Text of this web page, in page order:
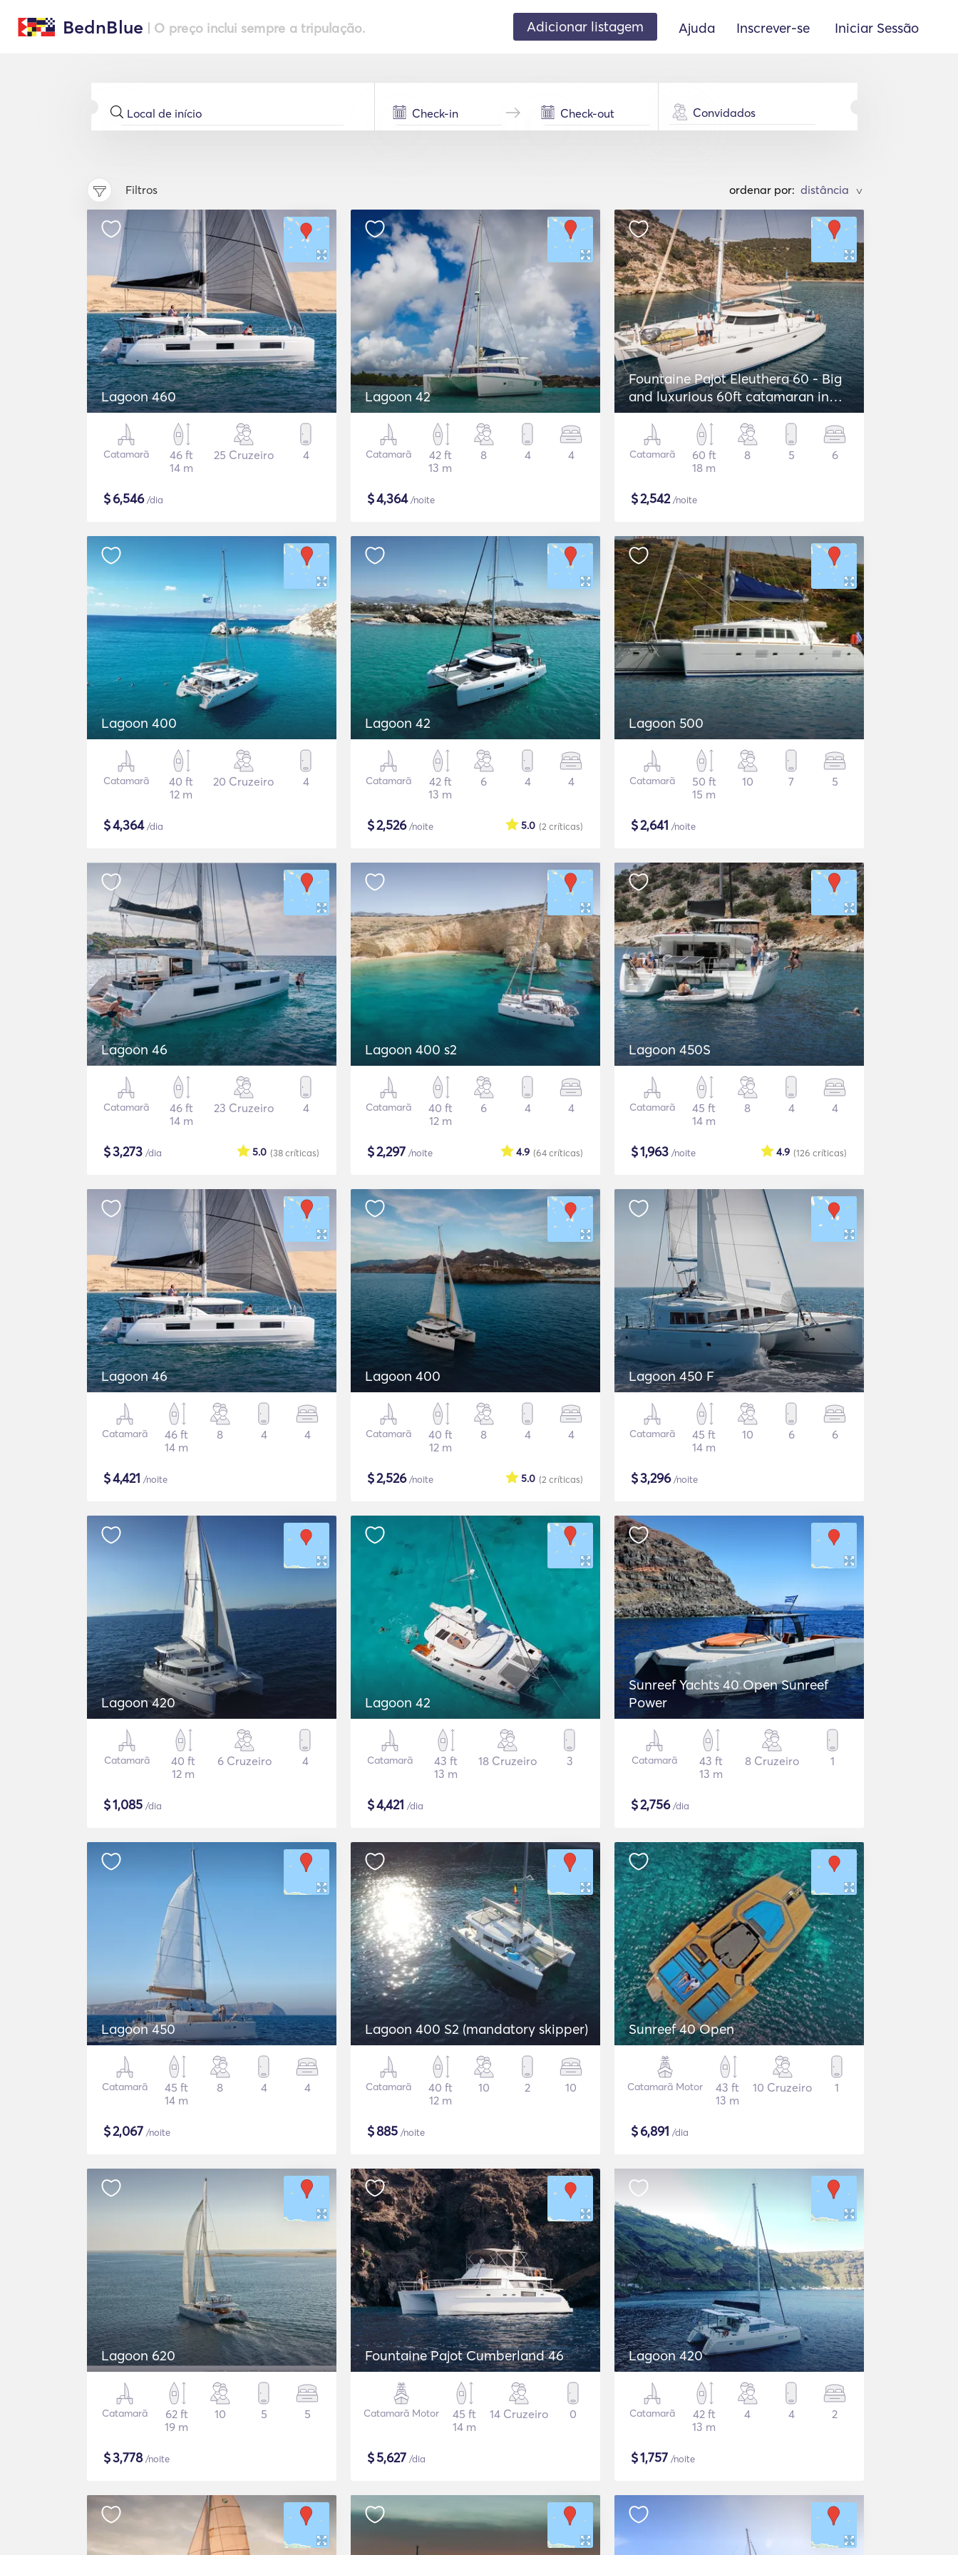
BednBlue | O preço inclui sempre a tripulação. Adicionar listagem Ajuda Inscrever-se Iniciar Sessão
Convidados
Filtros ordenar por: >
Lagoon 460
Catamarã
46 ft
14 m
25 Cruzeiro 4
$6,546/dia
Lagoon 42
Catamarã
42 ft
13 m
8 4 4
$4,364/noite
Fountaine Pajot Eleuthera 60 - Big
and luxurious 60ft catamaran in
Greece!
Catamarã
60 ft
18 m
8 5 6
$2,542/noite
Lagoon 400
Catamarã
40 ft
12 m
20 Cruzeiro 4
$4,364/dia
Lagoon 42
Catamarã
42 ft
13 m
6 4 4
$2,526/noite (2 críticas)
5.0
Lagoon 500
Catamarã
50 ft
15 m
10 7 5
$2,641 /noite
Lagoon 46
Catamarã
46 ft
14 m
23 Cruzeiro 4
$3,273 /dia (38críticas)
5.0
Lagoon 400 s2
Catamarã
40 ft
12 m
6 4 4
$2,297 /noite (64críticas)
4.9
Lagoon 450S
Catamarã
45 ft
14 m
8 4 4
$1,963 /noite (126 críticas)
4.9
Lagoon 46
Catamarã
46 ft
14 m
8 4 4
$4,421 /noite
Lagoon 400
Catamarã
40 ft
12 m
8 4 4
$2,526/noite (2 críticas)
5.0
Lagoon 450 F
Catamarã
45 ft
14 m
10 6 6
$3,296/noite
Lagoon 420
Catamarã
40 ft
12 m
6 Cruzeiro 4
$1,085 /dia
Lagoon 42
Catamarã
43 ft
13 m
18 Cruzeiro 3
$4,421 /dia
Sunreef Yachts 40 Open Sunreef
Power
Catamarã
43 ft
13 m
8 Cruzeiro 1
$2,756/dia
Lagoon 450
Catamarã
45 ft
14 m
8 4 4
$2,067 /noite
Lagoon 400 S2 (mandatory skipper)
Catamarã
40 ft
12 m
10 2 10
$885 /noite
Sunreef 40 Open
Catamarã Motor
43 ft
13 m
10 Cruzeiro 1
$6,891 /dia
Lagoon 620
Catamarã
62 ft
19 m
10 5 5
$3,778/noite
Fountaine Pajot Cumberland 46
Catamarã Motor
45 ft
14 m
14 Cruzeiro 0
$5,627 /dia
Lagoon 420
Catamarã
42 ft
13 m
4 4 2
$1,757 /noite